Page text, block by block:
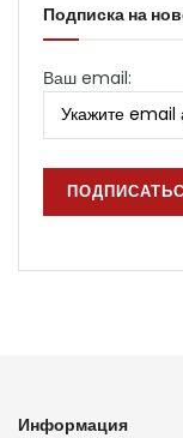
Подписка на
Ваш email:
Информация